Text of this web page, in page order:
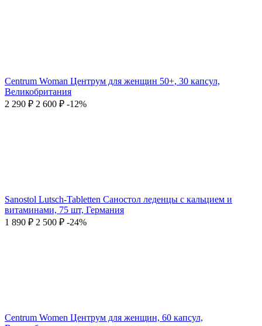
Centrum Woman Центрум для женщин 50+, 30 капсул,
Великобритания
2 290 ₽ 2 600 ₽ -12%
Sanostol Lutsch-Tabletten Саностол леденцы с кальцием и
витаминами, 75 шт, Германия
1 890 ₽ 2 500 ₽ -24%
Centrum Women Центрум для женщин, 60 капсул,